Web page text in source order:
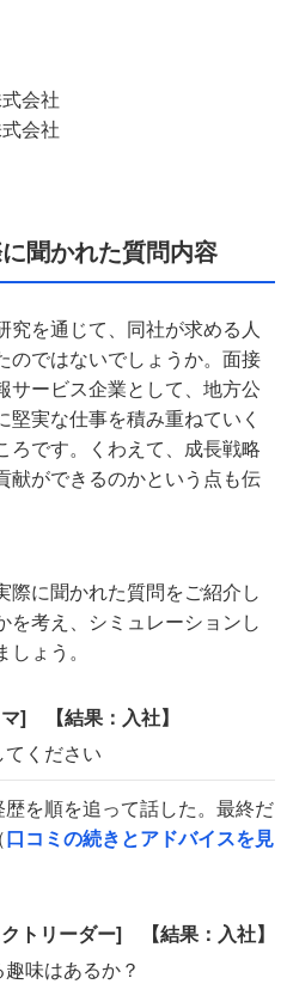
会社
会社
聞かれた質問内容
究を通じて、同社が求める人
のではないでしょうか。面接
サービス企業として、地方公
実な仕事を積み重ねていく
ろです。くわえて、成長戦略
献ができるのかという点も伝
際に聞かれた質問をご紹介し
を考え、シミュレーションし
ょう。
] 【結果：入社】
ください
歴を順を追って話した。最終だ
口コミの続きとアドバイスを見
トリーダー] 【結果：入社】
味はあるか？